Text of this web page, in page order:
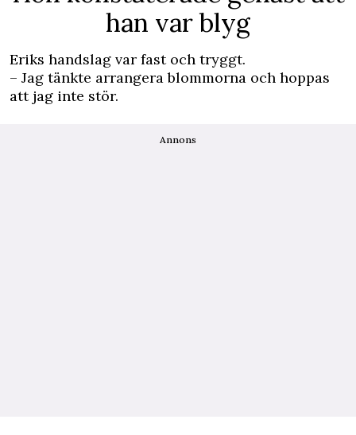
han var blyg
Eriks handslag var fast och tryggt.
– Jag tänkte arrangera blommorna och hoppas
att jag inte stör.
Annons